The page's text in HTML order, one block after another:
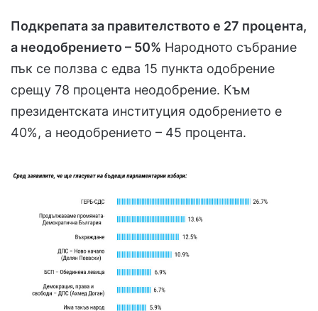
Подкрепата за правителството е 27 процента,
а неодобрението – 50% Народното събрание
пък се ползва с едва 15 пункта одобрение
срещу 78 процента неодобрение. Към
президентската институция одобрението е
40%, а неодобрението – 45 процента.